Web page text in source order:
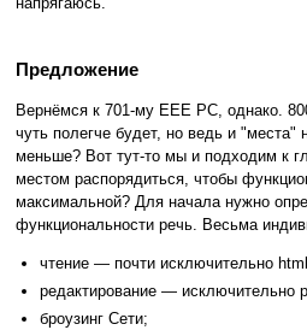
Предложение
Вернёмся к 701-му EEE PC, однако.
чуть полегче будет, но ведь и "места"
меньше? Вот тут-то мы и подходим к
местом распорядиться, чтобы
максимальной? Для начала нужно
функциональности речь. Весьма
чтение — почти исключительно
редактирование — исключительно
броузинг Сети;